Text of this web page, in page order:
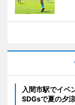
入間市駅でイベ
SDGsで夏の夕